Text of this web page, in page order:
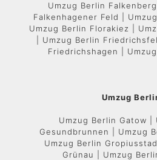
Umzug Berlin
Falkenhagener Feld |
Umzug Berlin Florakiez |
| Umzug Berlin
Friedrichshagen |
Umzug
Umzug Berlin Gatow |
Gesundbrunnen | Umzug
Umzug Berlin
Grünau | Umzug